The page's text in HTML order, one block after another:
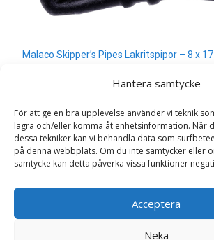
Hantera samtycke
För att ge en bra upplevelse använder vi teknik
lagra och/eller komma åt enhetsinformation. När
dessa tekniker kan vi behandla data som
på denna webbplats. Om du inte samtycker eller
samtycke kan detta påverka vissa funktioner
Acceptera
Neka
Malaco Skipper’s Pipes Lakritspipor – 8 x
Search